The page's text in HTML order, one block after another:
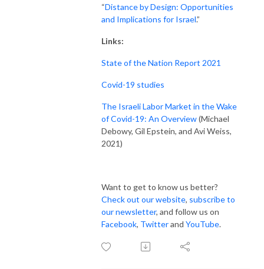
“Distance by Design: Opportunities
and Implications for Israel.”
Links:
State of the Nation Report 2021
Covid-19 studies
The Israeli Labor Market in the Wake
of Covid-19: An Overview(Michael
Debowy, Gil Epstein, and Avi Weiss,
2021)
Want to get to know us better?
Check out our website, subscribe to
our newsletter, and follow us on
Facebook, Twitterand YouTube.